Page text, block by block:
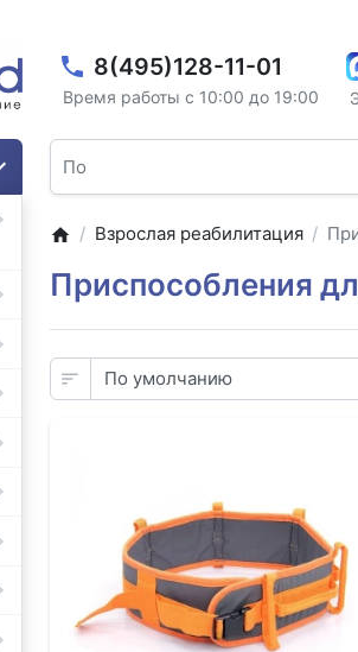
8(495)128-11-01
Время работы с 10:00 до 19:00
Взрослая реабилитация
Приспособления